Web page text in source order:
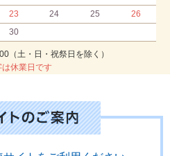
23 24 25
26
30
（土・日・祝祭日を除く）
休業日です